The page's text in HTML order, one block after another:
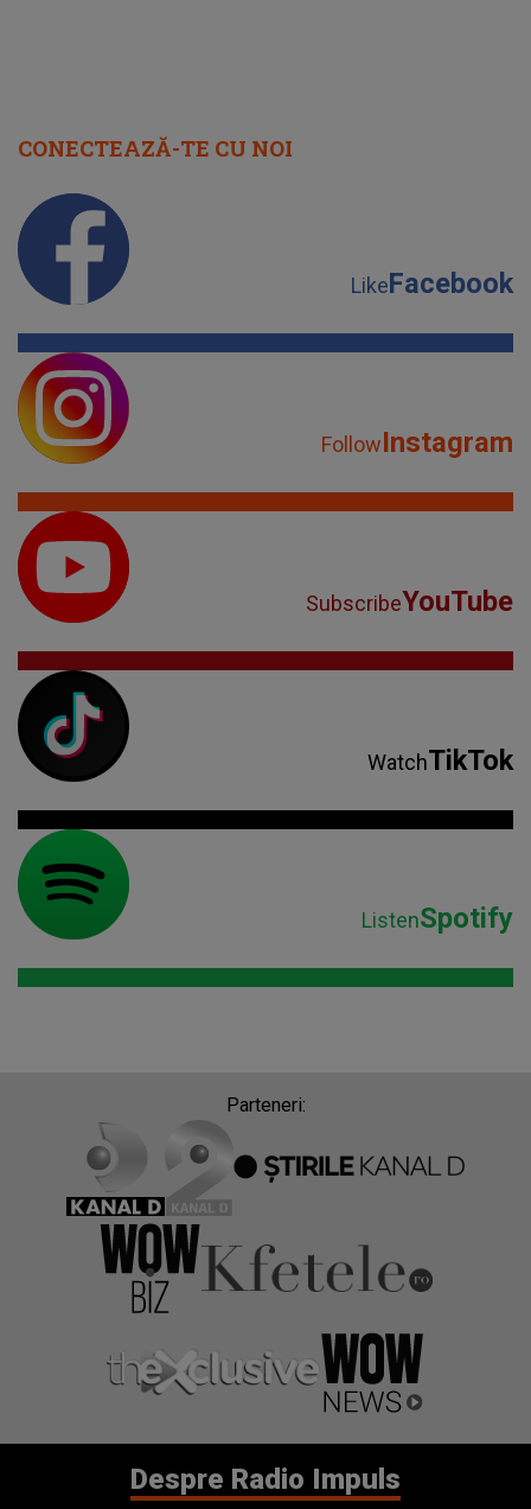
CONECTEAZĂ-TE CU NOI
LikeFacebook
FollowInstagram
SubscribeYouTube
WatchTikTok
ListenSpotify
Parteneri:
Despre Radio Impuls